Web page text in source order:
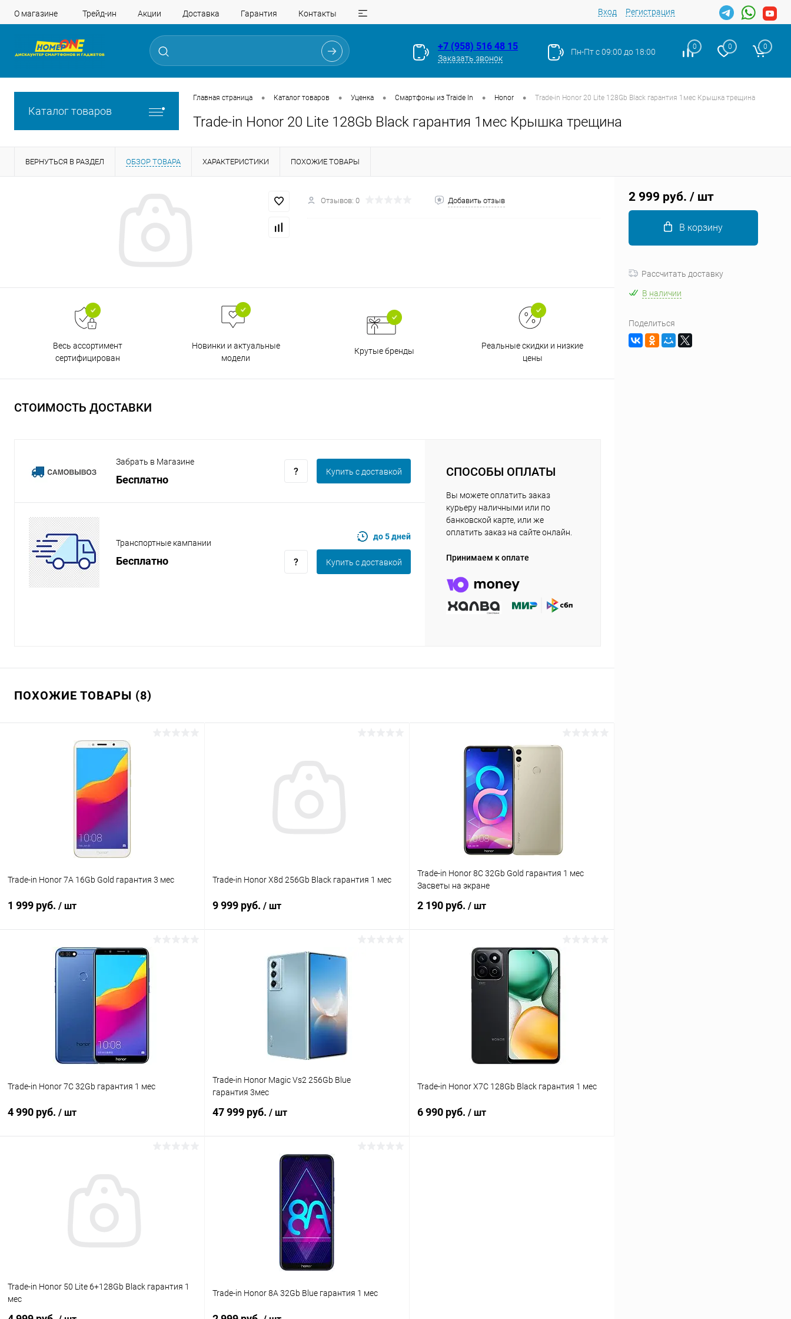
О магазине Трейд-ин Акции Доставка Гарантия Контакты Вход Регистрация
+7 (958) 516 48 15
Заказать звонок
Пн-Пт с 09:00 до 18:00
0 0 0
Каталог товаров
Главная страница • Каталог товаров • Уценка • Смартфоны из Traide In • Honor • Trade-in Honor 20 Lite 128Gb Black гарантия 1мес Крышка трещина
Trade-in Honor 20 Lite 128Gb Black гарантия 1мес Крышка трещина
ВЕРНУТЬСЯ В РАЗДЕЛ ОБЗОР ТОВАРА ХАРАКТЕРИСТИКИ ПОХОЖИЕ ТОВАРЫ
Отзывов: 0 Добавить отзыв
Весь ассортимент
сертифицирован
Новинки и актуальные
модели
Крутые бренды
Реальные скидки и низкие
цены
СТОИМОСТЬ ДОСТАВКИ
Забрать в Магазине
Бесплатно
Купить c доставкой
Транспортные кампании
Бесплатно
до 5 дней
Купить c доставкой
СПОСОБЫ ОПЛАТЫ
Вы можете оплатить заказ
курьеру наличными или по
банковской карте, или же
оплатить заказ на сайте онлайн.
Принимаем к оплате
ПОХОЖИЕ ТОВАРЫ (8)
Trade-in Honor 7A 16Gb Gold гарантия 3 мес
1 999 руб. / шт
В корзину
К сравнению
Под заказ
Trade-in Honor X8d 256Gb Black гарантия 1 мес
9 999 руб. / шт
В корзину
К сравнению
Под заказ
Trade-in Honor 8C 32Gb Gold гарантия 1 мес
Засветы на экране
2 190 руб. / шт
В корзину
К сравнению
В избранное Под заказ
Trade-in Honor 7C 32Gb гарантия 1 мес
4 990 руб. / шт
Trade-in Honor Magic Vs2 256Gb Blue
гарантия 3мес
47 999 руб. / шт
В корзину
К сравнению
Под заказ
Trade-in Honor X7С 128Gb Black гарантия 1 мес
6 990 руб. / шт
Trade-in Honor 50 Lite 6+128Gb Black гарантия 1
мес
Trade-in Honor 8A 32Gb Blue гарантия 1 мес
2 999 руб. / шт
В корзину
Рассчитать доставку
В наличии
Поделиться
Разбейте
25
Оплачивайте сегодня только
25 % картой любого банка
выбранный способом
Оставшиеся75% будутсписываться
каждые 2 недели
раз в 2 недели